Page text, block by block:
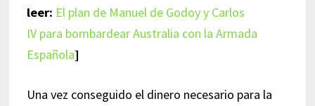
leer: El plan de Manuel de Godoy y Carlos
IV para bombardear Australia con la Armada
Española]
Una vez conseguido el dinero necesario para la